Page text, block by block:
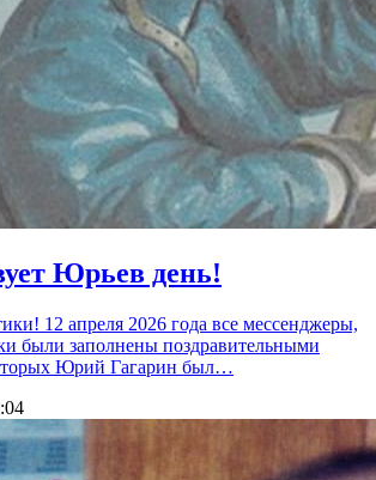
Юрьев день!
12 апреля 2026 года все мессенджеры,
были заполнены поздравительными
Юрий Гагарин был…